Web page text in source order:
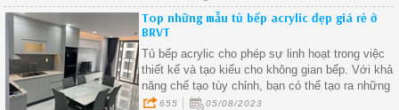
Top những mẫu tủ bếp acrylic đẹp giá rẻ ở
BRVT
Tủ bếp acrylic cho phép sự linh hoạt trong việc
thiết kế và tạo kiểu cho không gian bếp. Với khả
năng chế tạo tùy chỉnh, bạn có thể tạo ra những
chi tiết riêng biệt và độc đáo trong tủ bếp của
655 05/08/2023